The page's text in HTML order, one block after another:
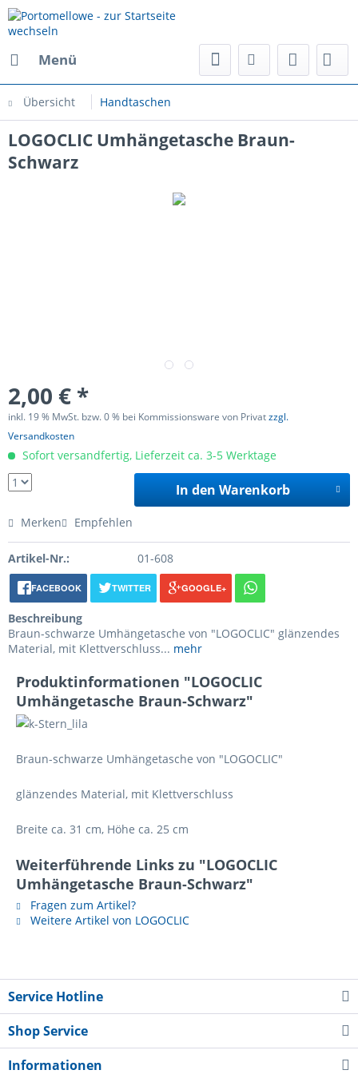
Menü
Übersicht Handtaschen
LOGOCLIC Umhängetasche Braun-
Schwarz
2,00 € *
inkl. 19 % MwSt. bzw. 0 % bei Kommissionsware von Privatzzgl.
Versandkosten
Sofort versandfertig, Lieferzeit ca. 3-5 Werktage
In den Warenkorb
Merken Empfehlen
Artikel-Nr.: 01-608
FACEBOOK TWITTER GOOGLE+
Beschreibung
Braun-schwarze Umhängetasche von "LOGOCLIC" glänzendes
Material, mit Klettverschluss... mehr
Produktinformationen "LOGOCLIC
Umhängetasche Braun-Schwarz"
Braun-schwarze Umhängetasche von "LOGOCLIC"
glänzendes Material, mit Klettverschluss
Breite ca. 31 cm, Höhe ca. 25 cm
Weiterführende Links zu "LOGOCLIC
Umhängetasche Braun-Schwarz"
Fragen zum Artikel?
Weitere Artikel von LOGOCLIC
Service Hotline
Shop Service
Informationen